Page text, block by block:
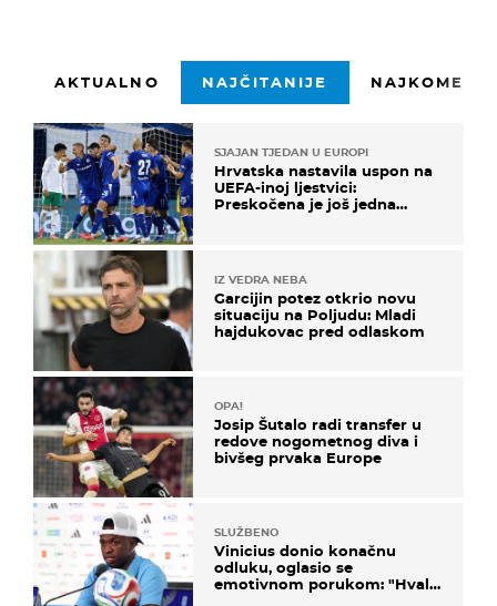
AKTUALNO NAJČITANIJE
SJAJAN TJEDAN U EUROPI
Hrvatska nastavila uspon na
UEFA-inoj ljestvici:
Preskočena je još jedna
IZ VEDRA NEBA
Garcijin potez otkrio novu
situaciju na Poljudu: Mladi
hajdukovac pred odlaskom
OPA!
Josip Šutalo radi transfer u
redove nogometnog diva i
bivšeg prvaka Europe
SLUŽBENO
Vinicius donio konačnu
odluku, oglasio se
emotivnom porukom: "Hvala